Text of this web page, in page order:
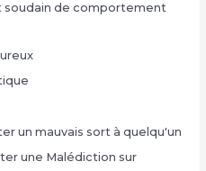
soudain de comportement
un mauvais sort à quelqu'un
une Malédiction sur